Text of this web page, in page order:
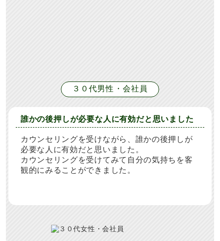
３０代男性・会社員
誰かの後押しが必要な人に有効だと思いました
カウンセリングを受けながら、誰かの後押しが
必要な人に有効だと思いました。
カウンセリングを受けてみて自分の気持ちを客
観的にみることができました。